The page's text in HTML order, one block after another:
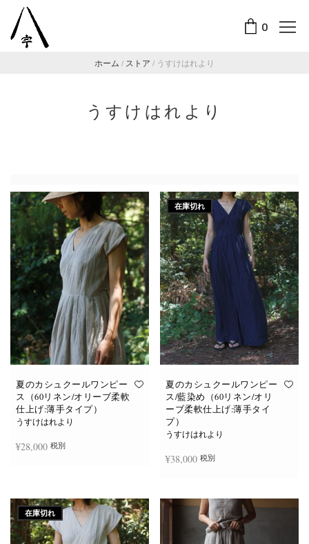
0
ホーム / ストア / うすけはれより
うすけはれより
夏のカシュクールワンピー
ス（60リネン/オリーブ柔軟
仕上げ:薄手タイプ）
うすけはれより
¥28,000 税別
在庫切れ
夏のカシュクールワンピー
ス/藍染め（60リネン/オリ
ーブ柔軟仕上げ:薄手タイ
プ）
うすけはれより
¥38,000 税別
在庫切れ